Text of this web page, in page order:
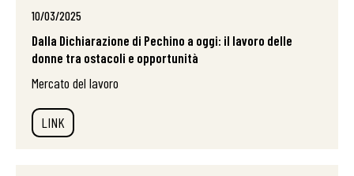
10/03/2025
Dalla Dichiarazione di Pechino a oggi: il lavoro delle
donne tra ostacoli e opportunità
Mercato del lavoro
LINK